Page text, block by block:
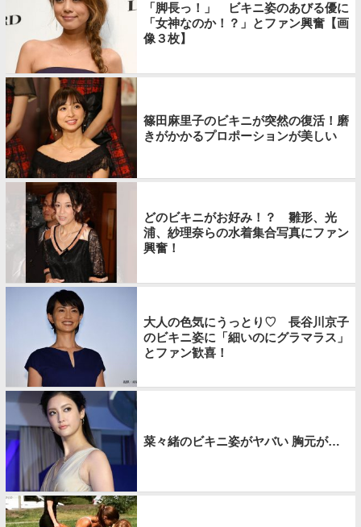
「脚長っ！」 ビキニ姿のあびる優に
「女神なのか！？」とファン興奮【画
像３枚】
篠田麻里子のビキニが突然の復活！磨
きがかかるプロポーションが美しい
どのビキニがお好み！？ 雛形、光
浦、紗理奈らの水着集合写真にファン
興奮！
大人の色気にうっとり♡ 長谷川京子
のビキニ姿に「細いのにグラマラス」
とファン歓喜！
菜々緒のビキニ姿がヤバい 胸元が…